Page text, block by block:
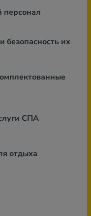
безопасность их
СПА
отдыха